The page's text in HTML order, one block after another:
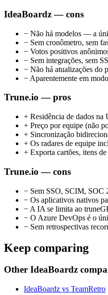
IdeaBoardz — cons
− Não há modelos — a
− Sem cronômetro, sem
− Votos positivos
− Sem integrações, sem
− Não há atualizações do
− Aparentemente em
Trune.io — pros
+ Residência de dados
+ Preço por equipe (não
+ Sincronização
+ Os radares de equipe
+ Exporta cartões, itens
Trune.io — cons
− Sem SSO, SCIM, SOC
− Os aplicativos nativos
− A IA se limita ao
− O Azure DevOps é o
− Sem retrospectivas
Keep comparing
Other IdeaBoardz
IdeaBoardz vs TeamRetro